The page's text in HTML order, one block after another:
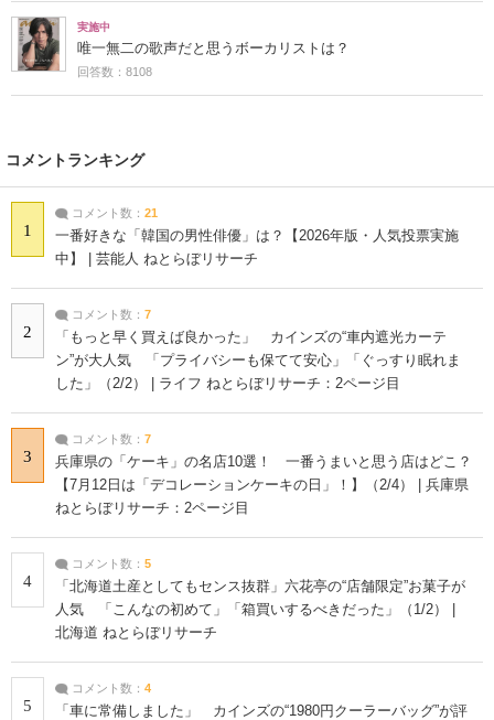
実施中
唯一無二の歌声だと思うボーカリストは？
回答数：8108
コメントランキング
1
コメント数： 21
一番好きな「韓国の男性俳優」は？【2026年版・人気投票実施
中】 | 芸能人 ねとらぼリサーチ
2
コメント数： 7
「もっと早く買えば良かった」 カインズの“車内遮光カーテ
ン”が大人気 「プライバシーも保てて安心」「ぐっすり眠れま
した」（2/2） | ライフ ねとらぼリサーチ：2ページ目
3
コメント数： 7
兵庫県の「ケーキ」の名店10選！ 一番うまいと思う店はどこ？
【7月12日は「デコレーションケーキの日」！】（2/4） | 兵庫県
ねとらぼリサーチ：2ページ目
4
コメント数： 5
「北海道土産としてもセンス抜群」六花亭の“店舗限定”お菓子が
人気 「こんなの初めて」「箱買いするべきだった」（1/2） |
北海道 ねとらぼリサーチ
5
コメント数： 4
「車に常備しました」 カインズの“1980円クーラーバッグ”が評